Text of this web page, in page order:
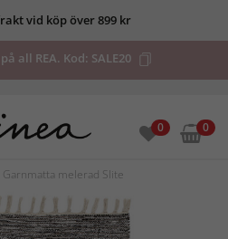
vid köp över 899 kr
all REA. Kod: SALE20
0 0
Garnmatta melerad Slite